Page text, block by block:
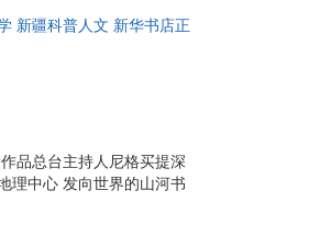
新疆科普人文 新华书店正
品总台主持人尼格买提深
理中心 发向世界的山河书